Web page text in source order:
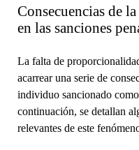
Consecuencias de
en las sanciones
La falta de
acarrear una serie de
individuo sancionado
continuación, se detallan
relevantes de este